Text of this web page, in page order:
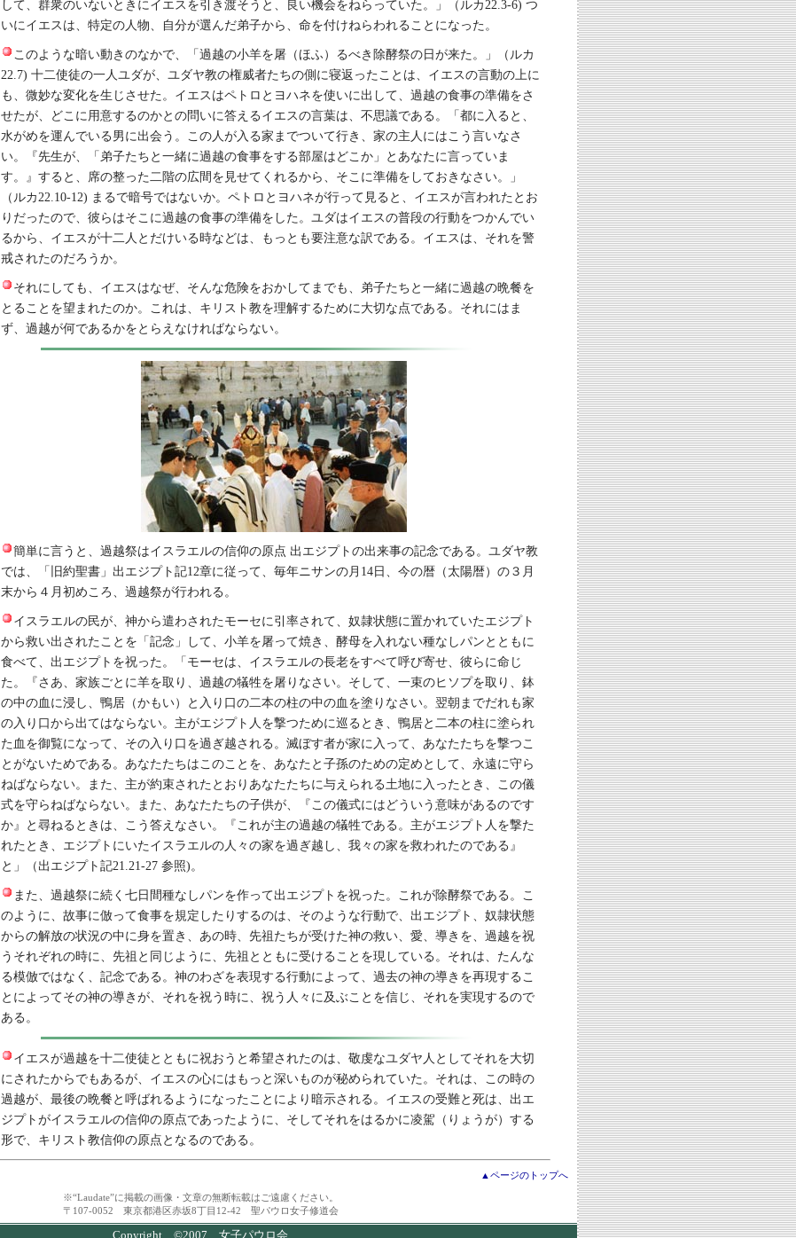
して、群衆のいないときにイエスを引き渡そうと、良い機会をねらっていた。」（ルカ22.3-6) つ
いにイエスは、特定の人物、自分が選んだ弟子から、命を付けねらわれることになった。
このような暗い動きのなかで、「過越の小羊を屠（ほふ）るべき除酵祭の日が来た。」（ルカ
22.7) 十二使徒の一人ユダが、ユダヤ教の権威者たちの側に寝返ったことは、イエスの言動の上に
も、微妙な変化を生じさせた。イエスはペトロとヨハネを使いに出して、過越の食事の準備をさ
せたが、どこに用意するのかとの問いに答えるイエスの言葉は、不思議である。「都に入ると、
水がめを運んでいる男に出会う。この人が入る家までついて行き、家の主人にはこう言いなさ
い。『先生が、「弟子たちと一緒に過越の食事をする部屋はどこか」とあなたに言っていま
す。』すると、席の整った二階の広間を見せてくれるから、そこに準備をしておきなさい。」
（ルカ22.10-12) まるで暗号ではないか。ペトロとヨハネが行って見ると、イエスが言われたとお
りだったので、彼らはそこに過越の食事の準備をした。ユダはイエスの普段の行動をつかんでい
るから、イエスが十二人とだけいる時などは、もっとも要注意な訳である。イエスは、それを警
戒されたのだろうか。
それにしても、イエスはなぜ、そんな危険をおかしてまでも、弟子たちと一緒に過越の晩餐を
とることを望まれたのか。これは、キリスト教を理解するために大切な点である。それにはま
ず、過越が何であるかをとらえなければならない。
簡単に言うと、過越祭はイスラエルの信仰の原点 出エジプトの出来事の記念である。ユダヤ教
では、「旧約聖書」出エジプト記12章に従って、毎年ニサンの月14日、今の暦（太陽暦）の３月
末から４月初めころ、過越祭が行われる。
イスラエルの民が、神から遣わされたモーセに引率されて、奴隷状態に置かれていたエジプト
から救い出されたことを「記念」して、小羊を屠って焼き、酵母を入れない種なしパンとともに
食べて、出エジプトを祝った。「モーセは、イスラエルの長老をすべて呼び寄せ、彼らに命じ
た。『さあ、家族ごとに羊を取り、過越の犠牲を屠りなさい。そして、一束のヒソプを取り、鉢
の中の血に浸し、鴨居（かもい）と入り口の二本の柱の中の血を塗りなさい。翌朝までだれも家
の入り口から出てはならない。主がエジプト人を撃つために巡るとき、鴨居と二本の柱に塗られ
た血を御覧になって、その入り口を過ぎ越される。滅ぼす者が家に入って、あなたたちを撃つこ
とがないためである。あなたたちはこのことを、あなたと子孫のための定めとして、永遠に守ら
ねばならない。また、主が約束されたとおりあなたたちに与えられる土地に入ったとき、この儀
式を守らねばならない。また、あなたたちの子供が、『この儀式にはどういう意味があるのです
か』と尋ねるときは、こう答えなさい。『これが主の過越の犠牲である。主がエジプト人を撃た
れたとき、エジプトにいたイスラエルの人々の家を過ぎ越し、我々の家を救われたのである』
と」（出エジプト記21.21-27 参照)。
また、過越祭に続く七日間種なしパンを作って出エジプトを祝った。これが除酵祭である。こ
のように、故事に倣って食事を規定したりするのは、そのような行動で、出エジプト、奴隷状態
からの解放の状況の中に身を置き、あの時、先祖たちが受けた神の救い、愛、導きを、過越を祝
うそれぞれの時に、先祖と同じように、先祖とともに受けることを現している。それは、たんな
る模倣ではなく、記念である。神のわざを表現する行動によって、過去の神の導きを再現するこ
とによってその神の導きが、それを祝う時に、祝う人々に及ぶことを信じ、それを実現するので
ある。
イエスが過越を十二使徒とともに祝おうと希望されたのは、敬虔なユダヤ人としてそれを大切
にされたからでもあるが、イエスの心にはもっと深いものが秘められていた。それは、この時の
過越が、最後の晩餐と呼ばれるようになったことにより暗示される。イエスの受難と死は、出エ
ジプトがイスラエルの信仰の原点であったように、そしてそれをはるかに凌駕（りょうが）する
形で、キリスト教信仰の原点となるのである。
▲ページのトップへ
※“Laudate”に掲載の画像・文章の無断転載はご遠慮ください。
〒107-0052 東京都港区赤坂8丁目12-42 聖パウロ女子修道会
Copyright ©2007 女子パウロ会